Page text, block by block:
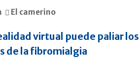
El camerino
virtual puede paliar los
de la fibromialgia